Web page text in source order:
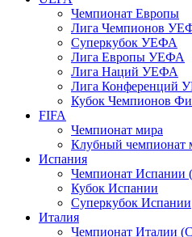
Чемпионат Европы
Лига Чемпионов
Суперкубок УЕФА
Лига Европы УЕФА
Лига Наций УЕФА
Лига Конференций
Кубок Чемпионов
FIFA
Чемпионат мира
Клубный чемпионат
Испания
Чемпионат Испании
Кубок Испании
Суперкубок Испании
Италия
Чемпионат Италии